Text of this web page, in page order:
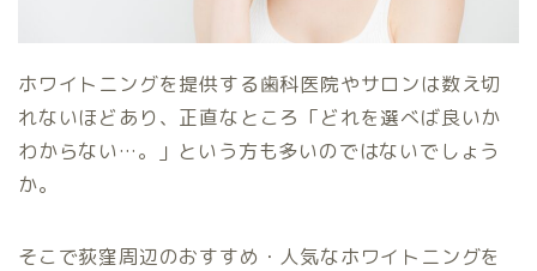
ホワイトニングを提供する歯科医院やサロンは数え切
れないほどあり、正直なところ「どれを選べば良いか
わからない…。」という方も多いのではないでしょう
か。
そこで荻窪周辺のおすすめ・人気なホワイトニングを